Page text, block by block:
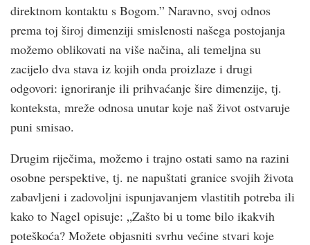
direktnom kontaktu s Bogom.” Naravno, svoj odnos
prema toj široj dimenziji smislenosti našega postojanja
možemo oblikovati na više načina, ali temeljna su
zacijelo dva stava iz kojih onda proizlaze i drugi
odgovori: ignoriranje ili prihvaćanje šire dimenzije, tj.
konteksta, mreže odnosa unutar koje naš život ostvaruje
puni smisao.
Drugim riječima, možemo i trajno ostati samo na razini
osobne perspektive, tj. ne napuštati granice svojih života
zabavljeni i zadovoljni ispunjavanjem vlastitih potreba ili
kako to Nagel opisuje: „Zašto bi u tome bilo ikakvih
poteškoća? Možete objasniti svrhu većine stvari koje